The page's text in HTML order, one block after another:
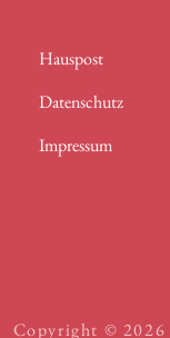
Hauspost
Datenschutz
Impressum
Copyright © 2026